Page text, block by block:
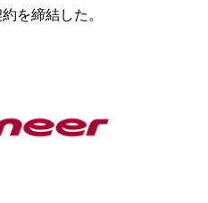
を締結した。